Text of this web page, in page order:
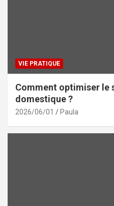
VIE PRATIQUE
Comment optimiser le
domestique ?
2026/06/01 Paula